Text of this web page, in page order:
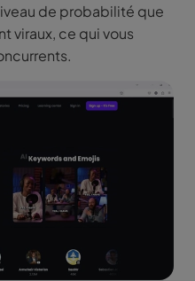
de probabilité que
viraux, ce qui vous